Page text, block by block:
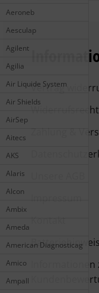
Aeroneb
Aesculap
Agilent
Agilia
Air Liquide System
Air Shields
AirSep
Aitecs
AKS
Alaris
Alcon
Ambix
Ameda
American Diagnosticag
Amico
Ampall
Vertrag
Zahlung &
Batteriehinweis